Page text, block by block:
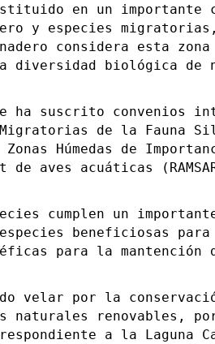
en un importante
y especies
considera esta
diversidad biológica de
suscrito convenios
Migratorias de la Fauna
Húmedas de
de aves acuáticas
cumplen un
beneficiosas
para la mantención
velar por la
naturales renovables,
a la Laguna